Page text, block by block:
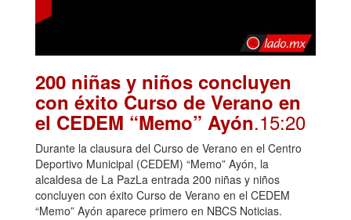
200 niñas y niños concluyen
con éxito Curso de Verano en
el CEDEM “Memo” Ayón.15:20
Durante la clausura del Curso de Verano en el Centro
Deportivo Municipal (CEDEM) “Memo” Ayón, la
alcaldesa de La PazLa entrada 200 niñas y niños
concluyen con éxito Curso de Verano en el CEDEM
“Memo” Ayón aparece primero en NBCS Noticias.